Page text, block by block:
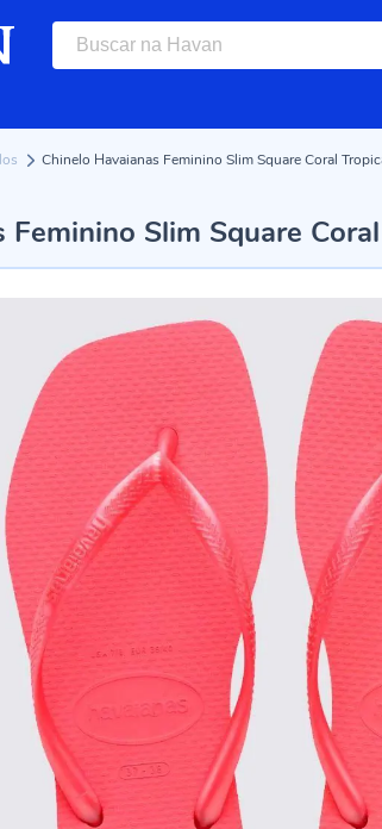
Chinelo Havaianas Feminino Slim Square Coral
Feminino Slim Square